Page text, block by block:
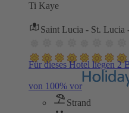
Ti Kaye
Saint Lucia - St. Lucia
Für dieses Hotel liegen 2
von 100% vor
Strand